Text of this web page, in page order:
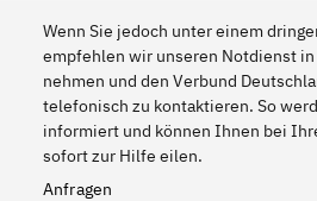
Wenn Sie jedoch unter einem
empfehlen wir unseren Notdienst in
nehmen und den Verbund
telefonisch zu kontaktieren. So
informiert und können Ihnen bei
sofort zur Hilfe eilen.
Anfragen